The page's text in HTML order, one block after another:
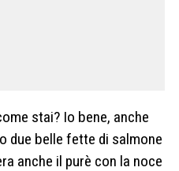
stai? Io bene, anche
due belle fette di salmone
anche il purè con la noce